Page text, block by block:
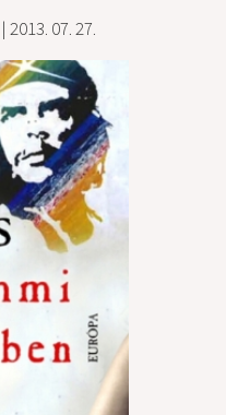
| 2013. 07. 27.